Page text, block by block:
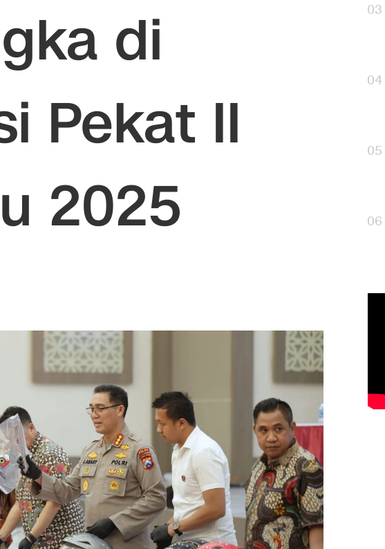
di
Pekat II
2025
03
04
05
06